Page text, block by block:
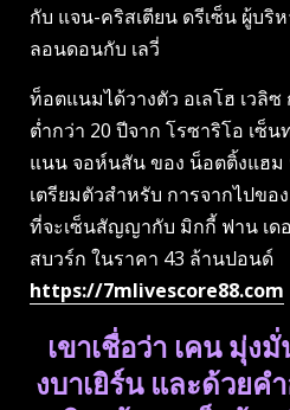
กับ แจน-คริสเตียน ดรีเซ็น ผู้บริ
ลอนดอนกับ เลวี่
ท็อตแนมได้วางตัว อเลโฮ เวลิ
ต่ำกว่า 20 ปีจาก โรซาริโอ เซ็
แนน จอห์นสัน ของ น็อตติ้งแฮม
เตรียมตัวสำหรับ การจากไปขอ
ที่จะเซ็นสัญญากับ มิกกี้ ฟาน เด
สบวร์ก ในราคา 43 ล้านปอนด์
https://7mlivescore88.com
เขาเชื่อว่า เคน มุ่ง
งบาเยิร์น และด้วยค